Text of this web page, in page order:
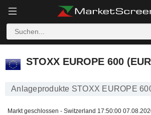
STOXX EUROPE 600
Anlageprodukte STOXX EUROPE
Markt geschlossen - Switzerland 17:50:00